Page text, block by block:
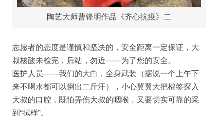
陶艺大师曹锋明作品《齐心抗疫》二
志愿者的态度是谨慎和坚决的，安全距离一定保证，大
叔核酸未检完，后站，勿近——为了您的安全。
医护人员——我们的大白，全身武装（据说一个上午下
来不喝水都可以倒出二斤汗），小心翼翼大把棉签探入
大叔的口腔，既怕弄伤大叔的咽喉，又要切实可靠的采
到“拭样”。